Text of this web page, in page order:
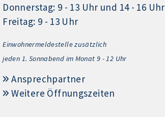
Donnerstag: 9 - 13 Uhr und 14 - 16 Uhr
Freitag: 9 - 13 Uhr
Einwohnermeldestelle zusätzlich
jeden 1. Sonnabend im Monat 9 - 12 Uhr
Ansprechpartner
Weitere Öffnungszeiten